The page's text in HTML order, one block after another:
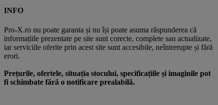
INFO
Pro-X.ro nu poate garanta și nu își poate asuma răspunderea că
informațiile prezentate pe site sunt corecte, complete sau actualizate,
iar serviciile oferite prin acest site sunt accesibile, neîntrerupte și fără
erori.
Prețurile, ofertele, situația stocului, specificațiile și imaginile pot
fi schimbate fără o notificare prealabilă.